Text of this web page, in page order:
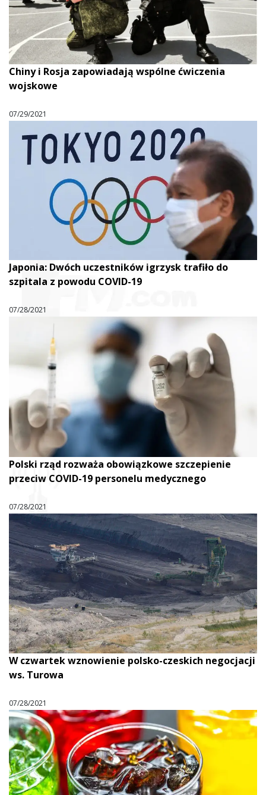
Chiny i Rosja zapowiadają wspólne ćwiczenia
wojskowe
07/29/2021
Japonia: Dwóch uczestników igrzysk trafiło do
szpitala z powodu COVID-19
07/28/2021
Polski rząd rozważa obowiązkowe szczepienie
przeciw COVID-19 personelu medycznego
07/28/2021
W czwartek wznowienie polsko-czeskich negocjacji
ws. Turowa
07/28/2021